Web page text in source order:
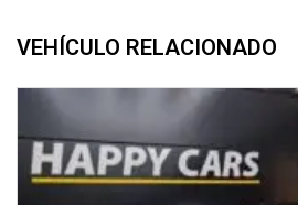
VEHÍCULO RELACIONADO